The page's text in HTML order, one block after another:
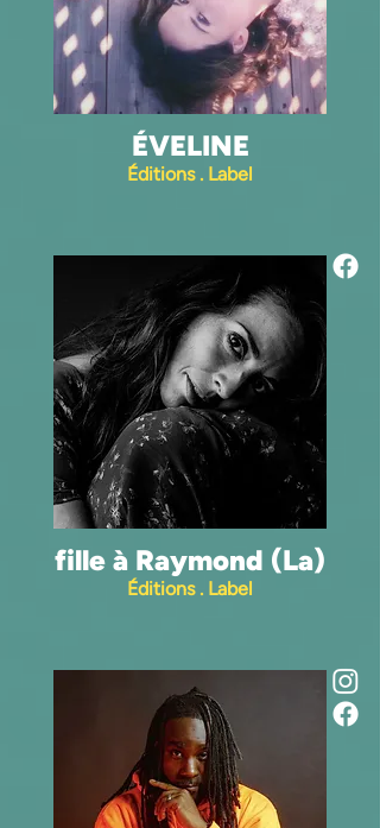
ÉVELINE
Éditions . Label
fille à Raymond (La)
Éditions . Label